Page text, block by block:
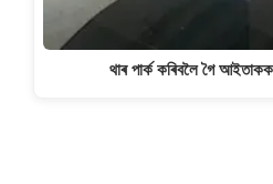
থাৰ পাৰ্ক কৰিবলৈ গৈ